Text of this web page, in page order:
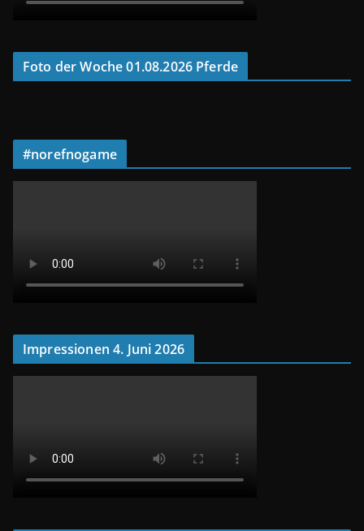
Foto der Woche 01.08.2026 Pferde
#norefnogame
Impressionen 4. Juni 2026